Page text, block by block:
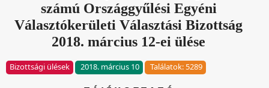
Ügyintézés
Választás
2026
számú Országgyűlési Egyéni
Választókerületi Választási Bizottság
2018. március 12-ei ülése
Bizottsági ülések 2018. március 10 Találatok: 5289